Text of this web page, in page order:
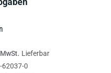
Lieferbar
62037-0